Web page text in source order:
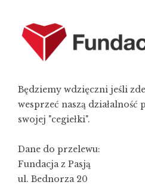
Będziemy wdzięczni jeśli
wesprzeć naszą działalność
swojej "cegiełki".
Dane do przelewu:
Fundacja z Pasją
ul. Bednorza 20